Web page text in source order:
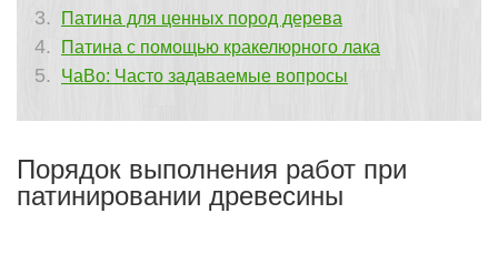
Патина для ценных пород дерева
Патина с помощью кракелюрного лака
ЧаВо: Часто задаваемые вопросы
Порядок выполнения работ при
патинировании древесины